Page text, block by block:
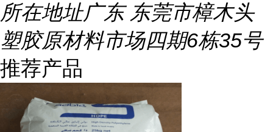
所在地址广东 东莞市樟木头
塑胶原材料市场四期6栋35号
推荐产品